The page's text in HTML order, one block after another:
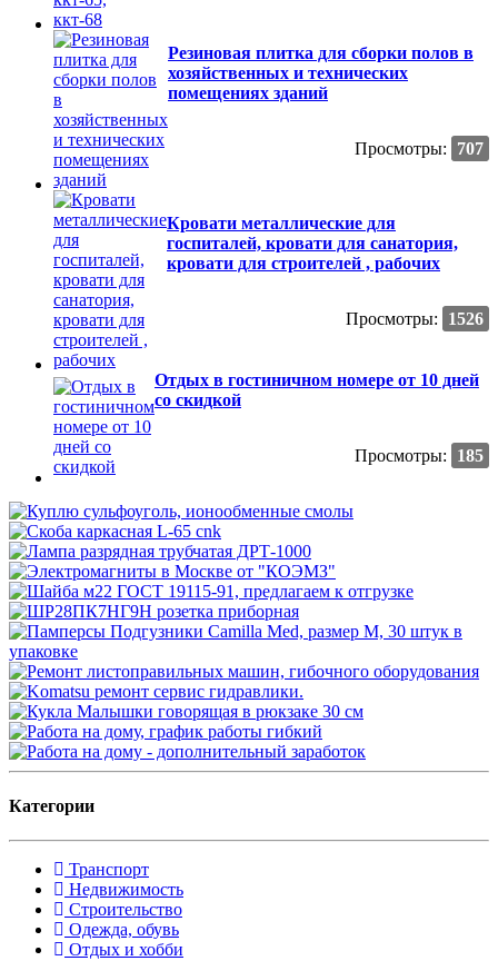
Резиновая плитка для сборки полов в
хозяйственных и технических
помещениях зданий
Просмотры: 707
Кровати металлические для
госпиталей, кровати для санатория,
кровати для строителей , рабочих
Просмотры: 1526
Отдых в гостиничном номере от 10 дней
со скидкой
Просмотры: 185
Категории
Транспорт
Недвижимость
Строительство
Одежда, обувь
Отдых и хобби